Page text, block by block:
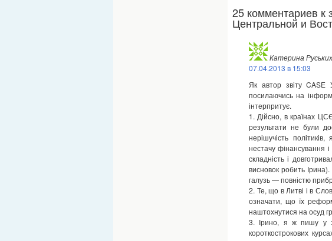
25 комментариев к
Центральной и
Катерина Руських
07.04.2013 в 15:03
Як автор звіту CASE
посилаючись на
інтерпритує.
1. Дійсно, в країнах
результати не були
нерішучість
нестачу фінансування
складність і
висновок робить
галузь — повністю
2. Те, що в Литві і в
означати, що їх
наштохнутися на осуд
3. Ірино, я ж пишу у
короткострокових